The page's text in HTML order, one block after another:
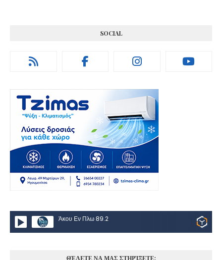
SOCIAL
Άκου Εν Πλω 89.2
ΘΈΛΕΤΕ ΝΑ ΜΑΣ ΣΤΗΡΊΞΕΤΕ;